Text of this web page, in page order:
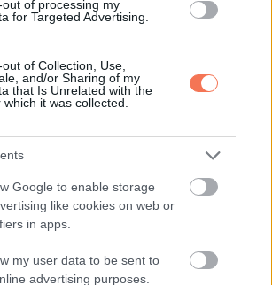
out of processing my
for Targeted Advertising.
of Collection, Use,
and/or Sharing of my
that Is Unrelated with the
it was collected.
Google to enable storage
like cookies on web or
in apps.
my user data to be sent to
advertising purposes.
azok a csillagjegyek, akiknek
karmikus jutalmat ad az